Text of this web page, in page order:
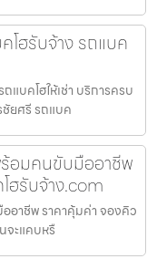
โฮรับจ้าง รถแบค
แบคโฮให้เช่า บริการครบ
ชัยศรี รถแบค
ร้อมคนขับมืออาชีพ
ฮรับจ้าง.com
อาชีพ ราคาคุ้มค่า จองคิว
จะแคบหรื